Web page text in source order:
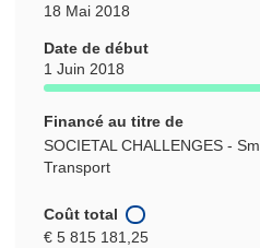
18 Mai 2018
Date de début
1 Juin 2018
Financé au titre de
SOCIETAL CHALLENGES -
Transport
Coût total
€ 5 815 181,25